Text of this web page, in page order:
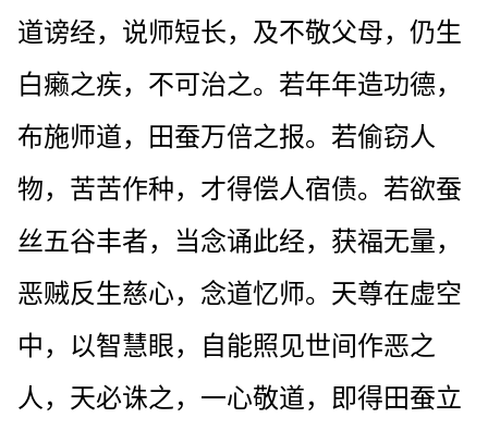
道谤经，说师短长，及不敬父母，仍生
白癞之疾，不可治之。若年年造功德，
布施师道，田蚕万倍之报。若偷窃人
物，苦苦作种，才得偿人宿债。若欲蚕
丝五谷丰者，当念诵此经，获福无量，
恶贼反生慈心，念道忆师。天尊在虚空
中，以智慧眼，自能照见世间作恶之
人，天必诛之，一心敬道，即得田蚕立